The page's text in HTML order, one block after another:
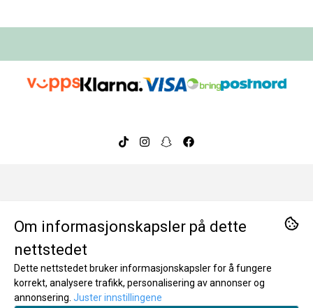
Om oss
BeeOrganic ble etablert i 2014 og har over ti års
erfaring med å tilby nøye utvalgte, trygge og
miljøvennlige produkter. I dag er vi en ledende
nettbutikk for bærekraftige hverdagsprodukter i
Kontakt oss
BeeOrganic AS
Rigedalen 41
Hjelp
Om informasjonskapsler på dette
nettstedet
Dette nettstedet bruker informasjonskapsler for å fungere
korrekt, analysere trafikk, personalisering av annonser og
annonsering. Juster innstillingene